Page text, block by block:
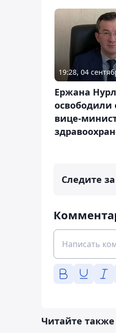
19:28, 04
Ержана
освободили
вице-
Следите
Читайте также